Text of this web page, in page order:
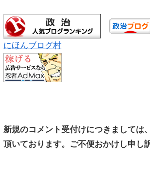
にほんブログ村
新規のコメント受付けにつきましては
頂いております。ご不便おかけし申し